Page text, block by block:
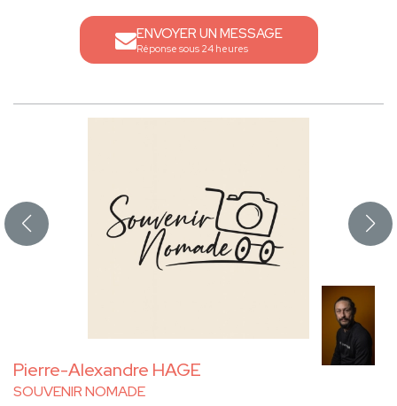
ENVOYER UN MESSAGE
Réponse sous 24 heures
Pierre-Alexandre HAGE
SOUVENIR NOMADE